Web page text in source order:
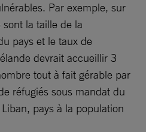
Par exemple, sur
la taille de la
pays et le taux de
devrait accueillir 3
tout à fait gérable par
réfugiés sous mandat du
pays à la population